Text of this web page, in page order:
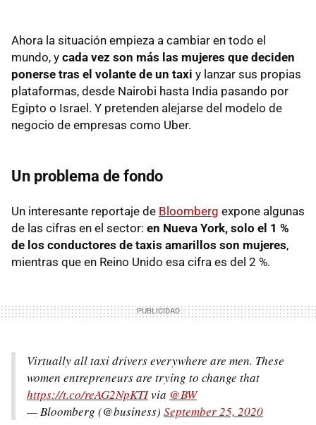
Ahora la situación empieza a cambiar en todo el
mundo, y cada vez son más las mujeres que deciden
ponerse tras el volante de un taxi y lanzar sus propias
plataformas, desde Nairobi hasta India pasando por
Egipto o Israel. Y pretenden alejarse del modelo de
negocio de empresas como Uber.
Un problema de fondo
Un interesante reportaje de Bloomberg expone algunas
de las cifras en el sector: en Nueva York, solo el 1 %
de los conductores de taxis amarillos son mujeres,
mientras que en Reino Unido esa cifra es del 2 %.
Virtually all taxi drivers everywhere are men. These
women entrepreneurs are trying to change that
https://t.co/reAG2NpKTIvia @BW
— Bloomberg (@business) September 25, 2020